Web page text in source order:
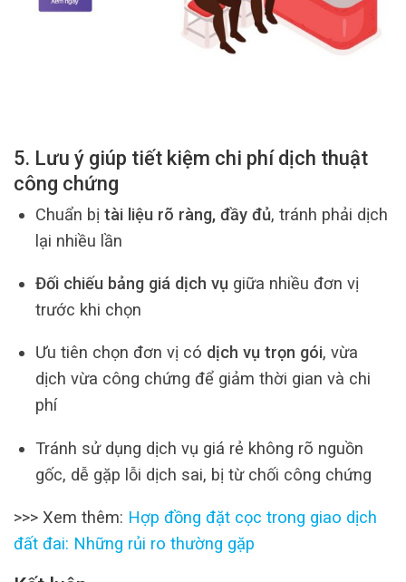
5. Lưu ý giúp tiết kiệm chi phí dịch thuật
công chứng
Chuẩn bị tài liệu rõ ràng, đầy đủ, tránh phải dịch
lại nhiều lần
Đối chiếu bảng giá dịch vụgiữa nhiều đơn vị
trước khi chọn
Ưu tiên chọn đơn vị có dịch vụ trọn gói, vừa
dịch vừa công chứng để giảm thời gian và chi
phí
Tránh sử dụng dịch vụ giá rẻ không rõ nguồn
gốc, dễ gặp lỗi dịch sai, bị từ chối công chứng
>>> Xem thêm: Hợp đồng đặt cọc trong giao dịch
đất đai: Những rủi ro thường gặp